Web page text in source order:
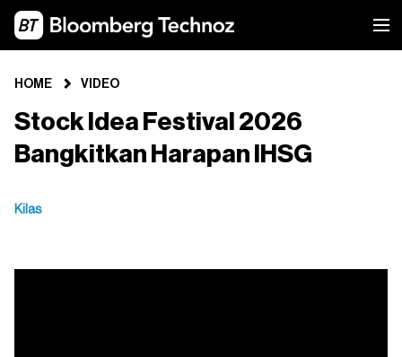
HOME VIDEO
Stock Idea Festival 2026
Bangkitkan Harapan IHSG
Kilas